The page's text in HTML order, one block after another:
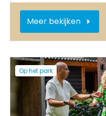
Meer bekijken
Op het park